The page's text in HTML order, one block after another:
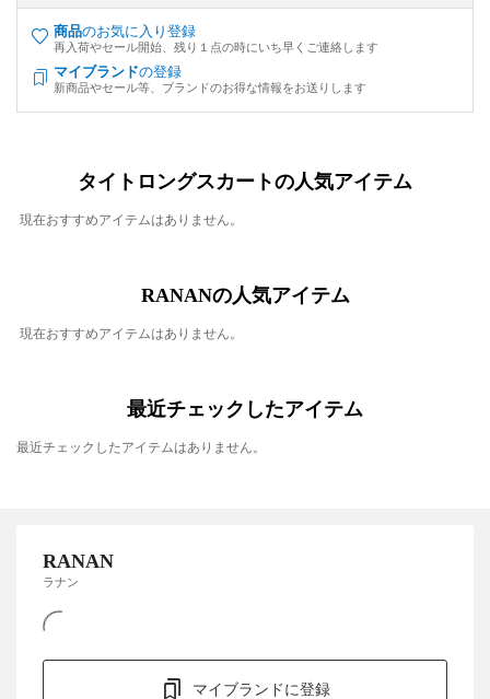
商品のお気に入り登録
再入荷やセール開始、残り１点の時にいち早くご連絡します
マイブランドの登録
新商品やセール等、ブランドのお得な情報をお送りします
タイトロングスカートの人気アイテム
現在おすすめアイテムはありません。
RANANの人気アイテム
現在おすすめアイテムはありません。
最近チェックしたアイテム
最近チェックしたアイテムはありません。
RANAN
ラナン
マイブランドに登録